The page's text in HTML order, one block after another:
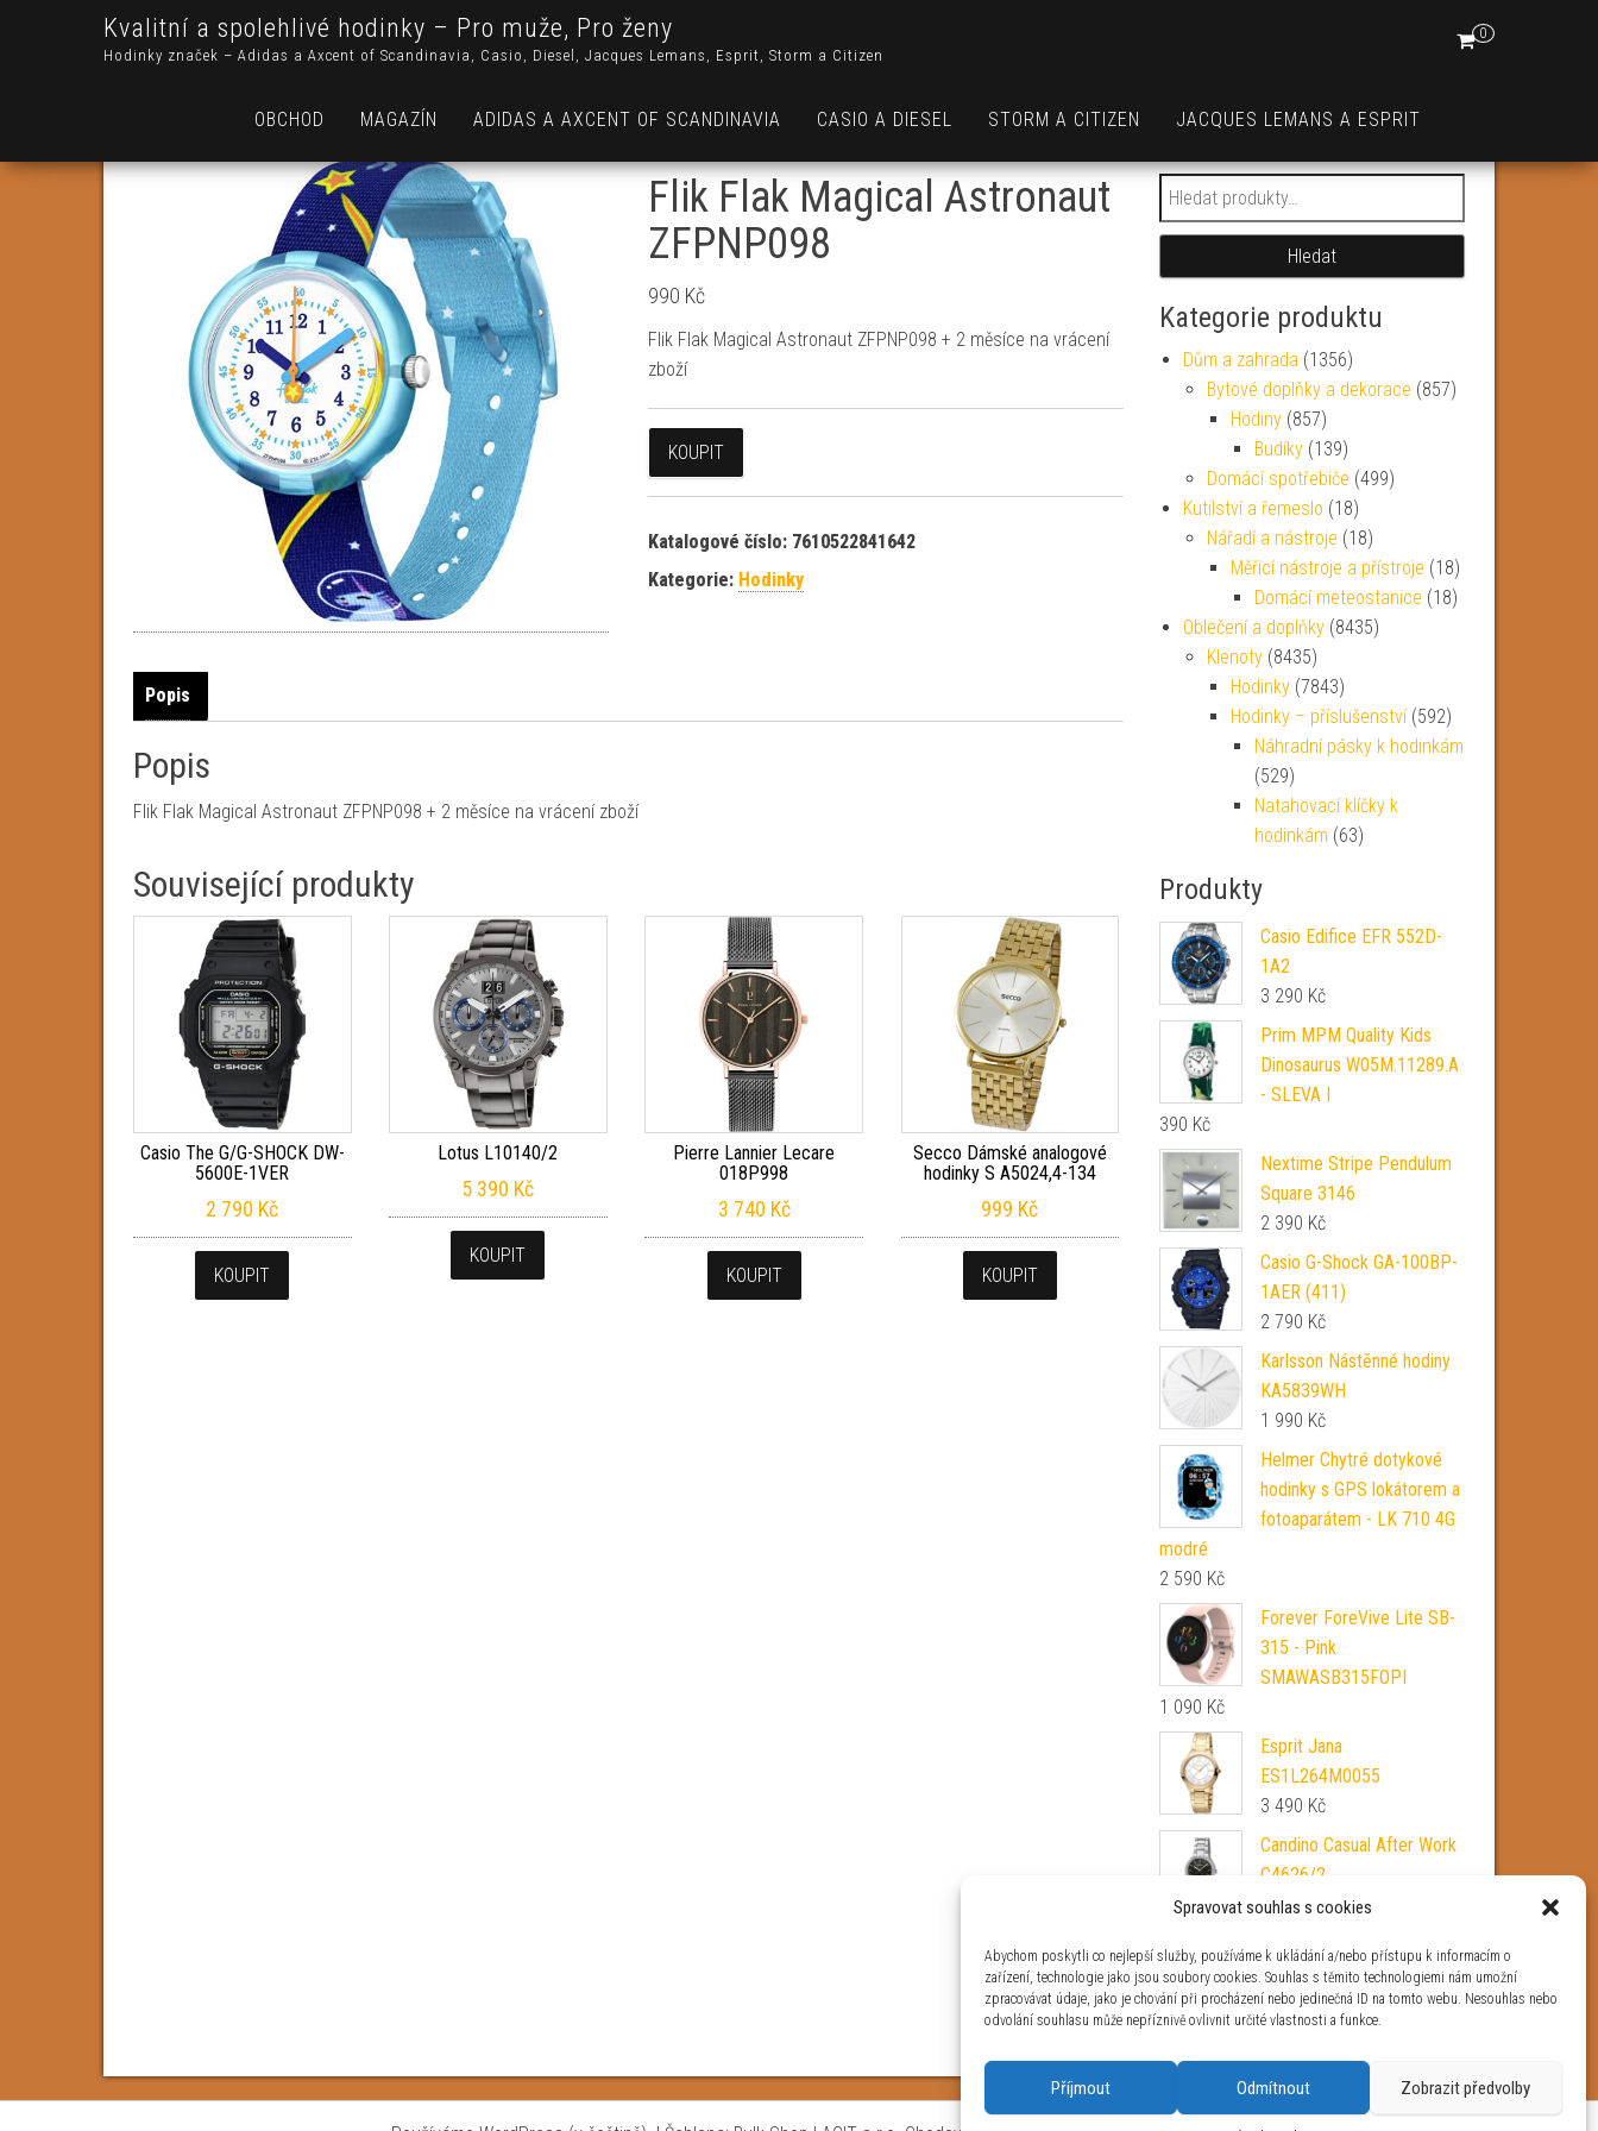
Spravovat souhlas s cookies
Abychom poskytli co nejlepší služby, používáme k ukládání a/nebo přístupu k informacím o
zařízení, technologie jako jsou soubory cookies. Souhlas s těmito technologiemi nám umožní
zpracovávat údaje, jako je chování při procházení nebo jedinečná ID na tomto webu. Nesouhlas nebo
odvolání souhlasu může nepříznivě ovlivnit určité vlastnosti a funkce.
Příjmout Odmítnout Zobrazit předvolby
Kvalitní a spolehlivé hodinky – Pro muže, Pro ženy
Hodinky značek – Adidas a Axcent of Scandinavia, Casio, Diesel, Jacques Lemans, Esprit, Storm a Citizen
0
OBCHOD MAGAZÍN ADIDAS A AXCENT OF SCANDINAVIA CASIO A DIESEL STORM A CITIZEN JACQUES LEMANS A ESPRIT
Flik Flak Magical Astronaut
ZFPNP098
990 Kč
Flik Flak Magical Astronaut ZFPNP098 + 2 měsíce na vrácení
zboží
KOUPIT
Katalogové číslo: 7610522841642
Kategorie: Hodinky
Popis
Popis
Flik Flak Magical Astronaut ZFPNP098 + 2 měsíce na vrácení zboží
Související produkty
Casio The G/G-SHOCK DW-
5600E-1VER
2 790 Kč
KOUPIT
Lotus L10140/2
5 390 Kč
KOUPIT
Pierre Lannier Lecare
018P998
3 740 Kč
KOUPIT
Secco Dámské analogové
hodinky S A5024,4-134
999 Kč
KOUPIT
Hledat:
Hledat
Kategorie produktu
Dům a zahrada (1356)
Bytové doplňky a dekorace (857)
Hodiny (857)
Budíky (139)
Domácí spotřebiče (499)
Kutilství a řemeslo (18)
Nářadí a nástroje (18)
Měřicí nástroje a přístroje (18)
Domácí meteostanice (18)
Oblečení a doplňky (8435)
Klenoty (8435)
Hodinky (7843)
Hodinky – příslušenství (592)
Náhradní pásky k hodinkám
(529)
Natahovací klíčky k
hodinkám (63)
Produkty
Casio Edifice EFR 552D-
1A2
3 290 Kč
Prim MPM Quality Kids
Dinosaurus W05M.11289.A
- SLEVA I
390 Kč
Nextime Stripe Pendulum
Square 3146
2 390 Kč
Casio G-Shock GA-100BP-
1AER (411)
2 790 Kč
Karlsson Nástěnné hodiny
KA5839WH
1 990 Kč
Helmer Chytré dotykové
hodinky s GPS lokátorem a
fotoaparátem - LK 710 4G
modré
2 590 Kč
Forever ForeVive Lite SB-
315 - Pink
SMAWASB315FOPI
1 090 Kč
Esprit Jana
ES1L264M0055
3 490 Kč
Candino Casual After Work
C4626/2
6 990Kč
4wrist Pouzdro pro Apple
Watch - 40 mm Pink
790Kč